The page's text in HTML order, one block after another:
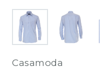
Casamoda